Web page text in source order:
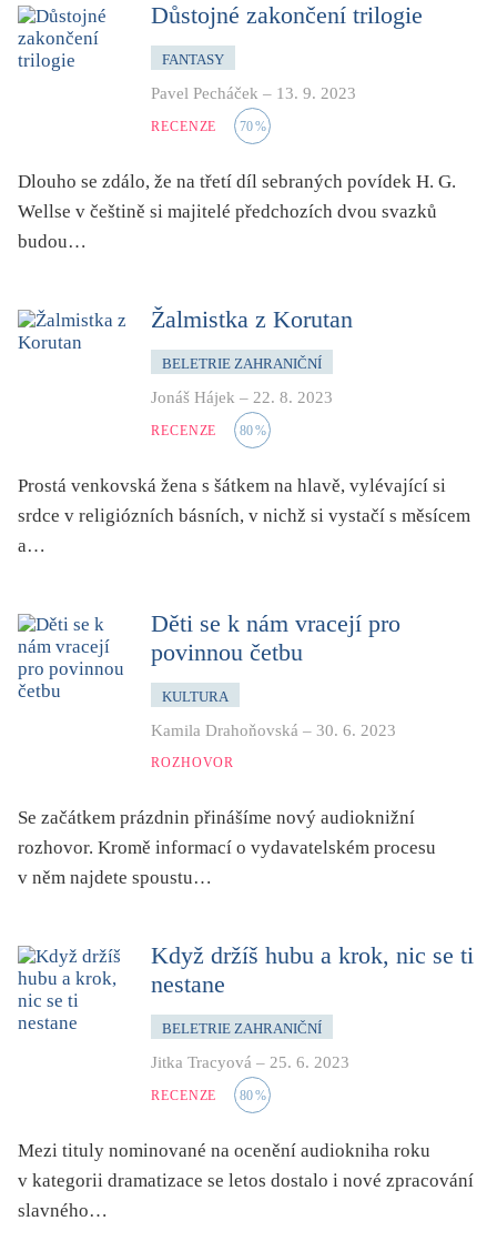
Důstojné zakončení trilogie
FANTASY
Pavel Pecháček – 13. 9. 2023
RECENZE 70%
Dlouho se zdálo, že na třetí díl sebraných povídek H. G.
Wellse v češtině si majitelé předchozích dvou svazků
budou…
Žalmistka z Korutan
BELETRIE ZAHRANIČNÍ
Jonáš Hájek – 22. 8. 2023
RECENZE 80%
Prostá venkovská žena s šátkem na hlavě, vylévající si
srdce v religiózních básních, v nichž si vystačí s měsícem
a…
Děti se k nám vracejí pro
povinnou četbu
KULTURA
Kamila Drahoňovská – 30. 6. 2023
ROZHOVOR
Se začátkem prázdnin přinášíme nový audioknižní
rozhovor. Kromě informací o vydavatelském procesu
v něm najdete spoustu…
Když držíš hubu a krok, nic se ti
nestane
BELETRIE ZAHRANIČNÍ
Jitka Tracyová – 25. 6. 2023
RECENZE 80%
Mezi tituly nominované na ocenění audiokniha roku
v kategorii dramatizace se letos dostalo i nové zpracování
slavného…